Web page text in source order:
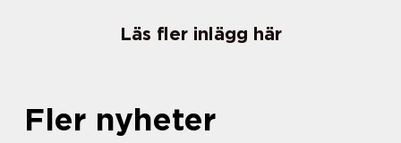
Läs fler inlägg här
Fler nyheter